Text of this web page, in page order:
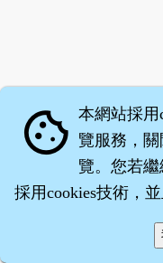
智橐‧醫砭
cookie 本網站採用
覽服務，關
覽。您若
採用cookies技術，